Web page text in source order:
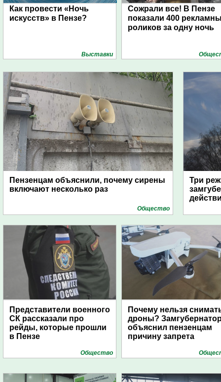
Как провести «Ночь
искусств» в Пензе?
Выставки
Сожрали все! В Пензе
показали 400
роликов за одну ночь
Пензенцам объяснили, почему сирены
включают несколько раз
Общество
Три
Представители военного
СК рассказали про
рейды, которые прошли
в Пензе
Общество
Почему нельзя
дроны?
объяснил пензенцам
причину запрета